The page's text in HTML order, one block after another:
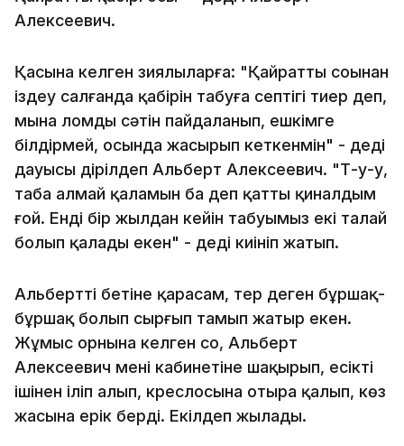
Алексеевич.
Қасына келген зиялыларға: "Қайраттың соңынан
іздеу салғанда қабірін табуға септігі тиер деп,
мына ломды сәтін пайдаланып, ешкімге
білдірмей, осында жасырып кеткенмін" - деді
дауысы дірілдеп Альберт Алексеевич. "Т-у-у,
таба алмай қаламын ба деп қатты қиналдым
ғой. Енді бір жылдан кейін табуымыз екі талай
болып қалады екен" - деді киініп жатып.
Альберттің бетіне қарасам, тер деген бұршақ-
бұршақ болып сырғып тамып жатыр екен.
Жұмыс орнына келген соң, Альберт
Алексеевич мені кабинетіне шақырып, есікті
ішінен іліп алып, креслосына отыра қалып, көз
жасына ерік берді. Еңкілдеп жылады.